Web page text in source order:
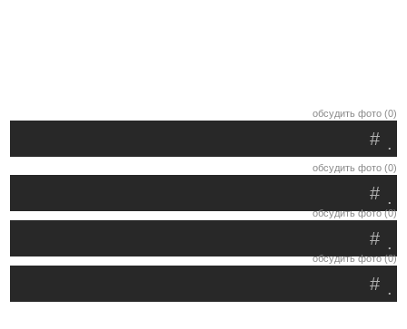
обсудить фото (0)
.
#
обсудить фото (0)
.
#
обсудить фото (0)
.
#
обсудить фото (0)
.
#